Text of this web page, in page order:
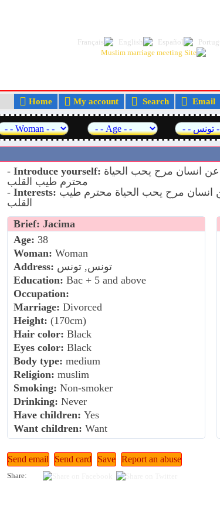
Home My account Search Email
- Introduce yourself:
محترم طيب القلب
- Interests:
القلب
Brief: Jacima
Age: 38
Woman: Woman
Address: تونس, تونس
Education: Bac + 5 and above
Occupation:
Marriage: Divorced
Height: (170cm)
Hair color: Black
Eyes color: Black
Body type: medium
Religion: muslim
Smoking: Non-smoker
Drinking: Never
Have children: Yes
Want children: Want
Share: